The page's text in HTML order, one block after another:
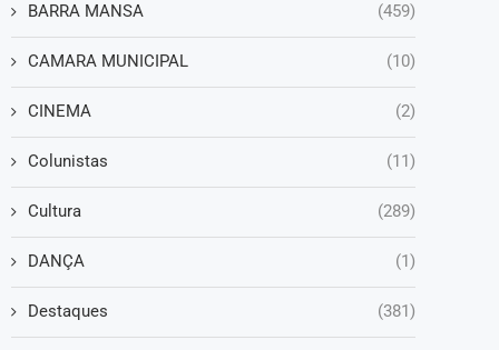
BARRA MANSA (459)
CAMARA MUNICIPAL (10)
CINEMA (2)
Colunistas (11)
Cultura (289)
DANÇA (1)
Destaques (381)